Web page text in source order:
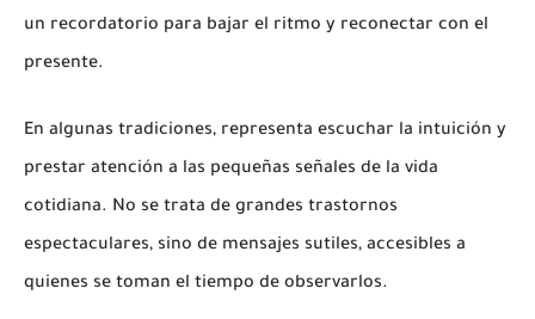
un recordatorio para bajar el ritmo y reconectar con el
presente.
En algunas tradiciones, representa escuchar la intuición y
prestar atención a las pequeñas señales de la vida
cotidiana. No se trata de grandes trastornos
espectaculares, sino de mensajes sutiles, accesibles a
quienes se toman el tiempo de observarlos.